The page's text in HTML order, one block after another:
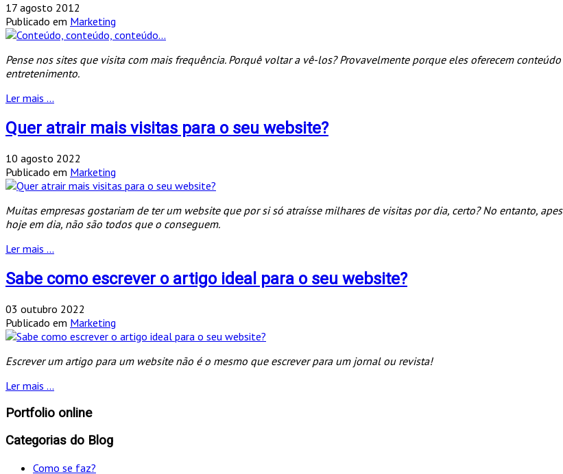
17 agosto 2012
Publicado em Marketing
Pense nos sites que visita com mais frequência. Porquê voltar a vê-los? Provavelmente porque eles oferecem
entretenimento.
Ler mais ...
Quer atrair mais visitas para o seu website?
10 agosto 2022
Publicado em Marketing
Muitas empresas gostariam de ter um website que por si só atraísse milhares de visitas por dia, certo? No entanto,
hoje em dia, não são todos que o conseguem.
Ler mais ...
Sabe como escrever o artigo ideal para o seu website?
03 outubro 2022
Publicado em Marketing
Escrever um artigo para um website não é o mesmo que escrever para um jornal ou revista!
Ler mais ...
Portfolio online
Categorias do Blog
Como se faz?